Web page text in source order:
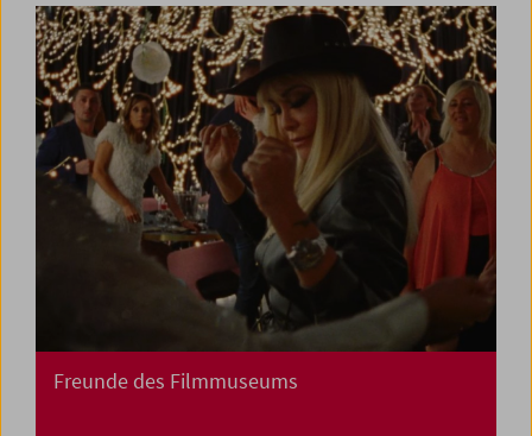
Freunde des Filmmuseums